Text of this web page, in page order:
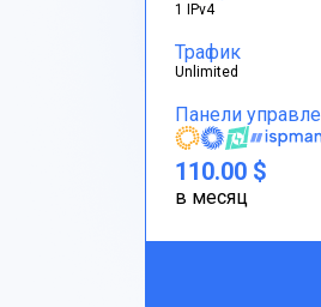
1 IPv4
Трафик
Unlimited
Панели
110.00 $
в месяц